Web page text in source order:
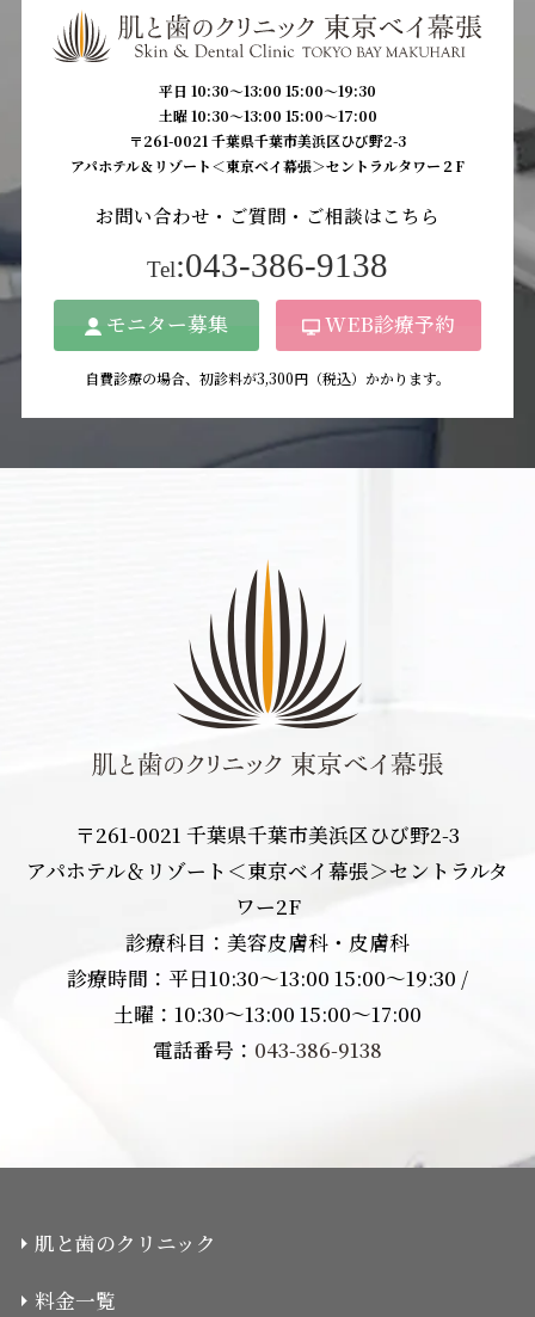
平日 10:30〜13:00 15:00〜19:30
土曜 10:30〜13:00 15:00〜17:00
〒261-0021 千葉県千葉市美浜区ひび野2-3
アパホテル＆リゾート＜東京ベイ幕張＞セントラルタワー２F
お問い合わせ・ご質問・ご相談はこちら
Tel:043-386-9138
モニター募集 WEB診療予約
自費診療の場合、初診料が3,300円（税込）かかります。
〒261-0021 千葉県千葉市美浜区ひび野2-3
アパホテル＆リゾート＜東京ベイ幕張＞セントラルタ
ワー2F
診療科目：美容皮膚科・皮膚科
診療時間：平日10:30〜13:00 15:00〜19:30 /
土曜：10:30〜13:00 15:00〜17:00
電話番号： 043-386-9138
肌と歯のクリニック
料金一覧